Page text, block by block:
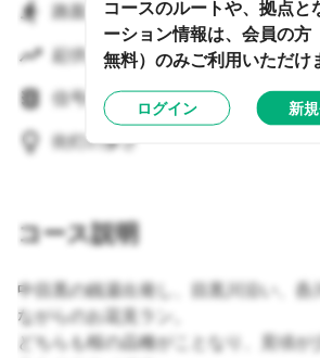
路面タイプ
起伏の多さ
信号機の多さ
街灯の多さ
コース説明
中目黒の銭湯出発し、目黒川沿い、呑
ながらのお花見ラン。
どちらも桜の品種がことなり、見頃が
コースのルートや、拠点と
ーション情報は、会員の方
無料）のみご利用いただけ
ログイン 新